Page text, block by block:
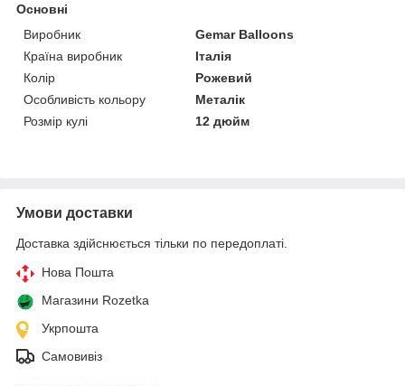
Основні
Виробник
Gemar Balloons
Країна виробник
Італія
Колір
Рожевий
Особливість кольору
Металік
Розмір кулі
12 дюйм
Умови доставки
Доставка здійснюється тільки по передоплаті.
Нова Пошта
Магазини Rozetka
Укрпошта
Самовивіз